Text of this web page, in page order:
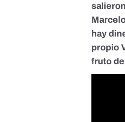
hay
propio
fruto